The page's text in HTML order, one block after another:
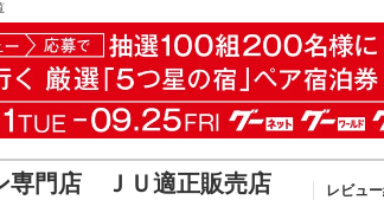
専門店 ＪＵ適正販売店 レビュ